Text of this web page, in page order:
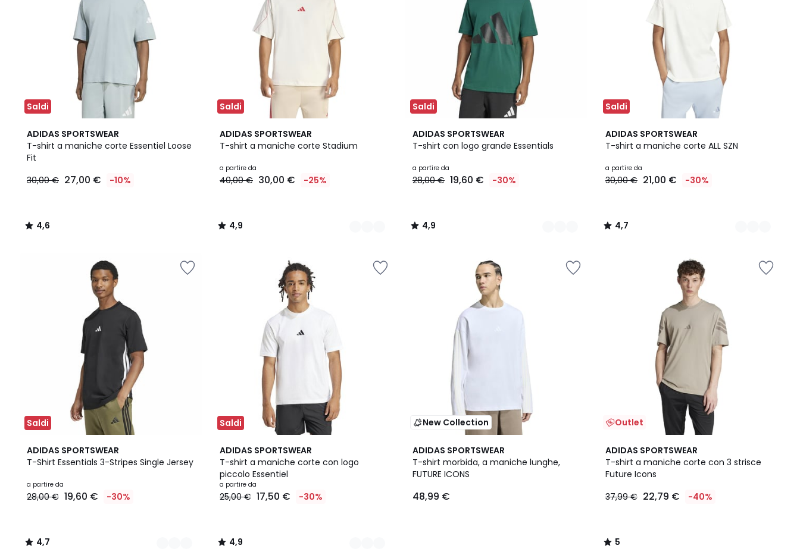
Saldi
ADIDAS SPORTSWEAR
T-shirt a maniche corte Essentiel Loose
Fit
€
€
30,00 € 27,00 € -10%
4,6
/ 5
4,6
/
Saldi
ADIDAS SPORTSWEAR
T-shirt a maniche corte Stadium
a partire da
40,00 € 30,00 € -25%
4,9
/ 5
2
Colori
4,9
/
Saldi
ADIDAS SPORTSWEAR
T-shirt con logo grande Essentials
a partire da
28,00 € 19,60 € -30%
4,9
/ 5
2
Colori
4,9
/
Saldi
ADIDAS SPORTSWEAR
T-shirt a maniche corte ALL SZN
a partire da
30,00 € 21,00 € -30%
4,7
/ 5
5
Colori
4,7
/
Saldi
ADIDAS SPORTSWEAR
T-Shirt Essentials 3-Stripes Single Jersey
a partire da
28,00 € 19,60 € -30%
4,7
/ 5
2
Colori
4,7
/
Saldi
ADIDAS SPORTSWEAR
T-shirt a maniche corte con logo
piccolo Essentiel
a partire da
25,00 € 17,50 € -30%
4,9
/ 5
6
Colori
4,9
/
New Collection
ADIDAS SPORTSWEAR
T-shirt morbida, a maniche lunghe,
FUTURE ICONS
48,99 €
Outlet
ADIDAS SPORTSWEAR
T-shirt a maniche corte con 3 strisce
Future Icons
37,99 € 22,79 € -40%
5
/
5
5
/